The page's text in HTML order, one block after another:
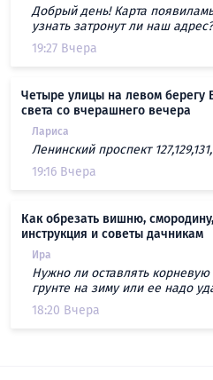
Добрый день! Карта
узнать затронут ли наш
19:27 Вчера
Четыре улицы на левом берегу
света со вчерашнего вечера
Лариса
Ленинский проспект
19:16 Вчера
Как обрезать вишню,
инструкция и советы дачникам
Ира
Нужно ли оставлять корневую
грунте на зиму или ее надо
18:20 Вчера